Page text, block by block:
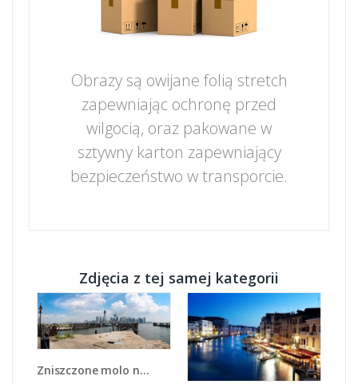
Obrazy są owijane folią stretch
zapewniając ochronę przed
wilgocią, oraz pakowane w
sztywny karton zapewniający
bezpieczeństwo w transporcie.
Zdjęcia z tej samej kategorii
Zniszczone molo na tle miasta - AM661